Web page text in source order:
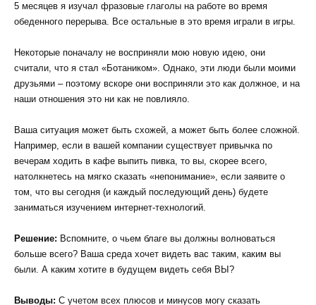
5 месяцев я изучал фразовые глаголы на работе во время
обеденного перерыва. Все остальные в это время играли в игры.
Некоторые поначалу не восприняли мою новую идею, они
считали, что я стал «Ботаником». Однако, эти люди были моими
друзьями – поэтому вскоре они восприняли это как должное, и на
наши отношения это ни как не повлияло.
Ваша ситуация может быть схожей, а может быть более сложной.
Например, если в вашей компании существует привычка по
вечерам ходить в кафе выпить пивка, то вы, скорее всего,
натолкнетесь на мягко сказать «непонимание», если заявите о
том, что вы сегодня (и каждый последующий день) будете
заниматься изучением интернет-технологий.
Решение: Вспомните, о чьем благе вы должны волноваться
больше всего? Ваша среда хочет видеть вас таким, каким вы
были. А каким хотите в будущем видеть себя ВЫ?
Выводы: С учетом всех плюсов и минусов могу сказать